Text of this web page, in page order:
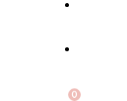
0